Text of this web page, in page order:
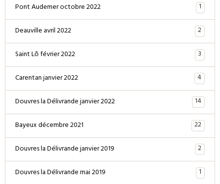
Pont Audemer octobre 2022
1
Deauville avril 2022
2
Saint Lô février 2022
3
Carentan janvier 2022
4
Douvres la Délivrande janvier 2022
14
Bayeux décembre 2021
22
Douvres la Délivrande janvier 2019
2
Douvres la Délivrande mai 2019
1